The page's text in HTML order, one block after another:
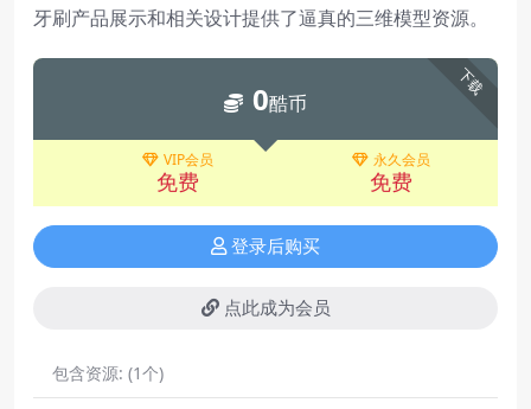
牙刷产品展示和相关设计提供了逼真的三维模型资源。
下载
0酷币
VIP会员
免费
永久会员
免费
登录后购买
点此成为会员
包含资源: (1个)